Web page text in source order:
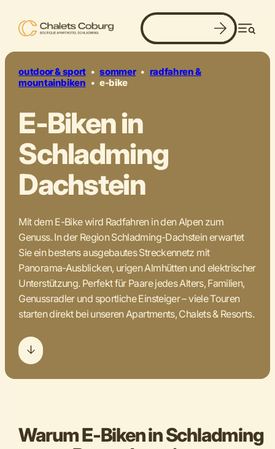
outdoor & sport • sommer • radfahren &
mountainbiken • e-bike
E-Biken in
Schladming
Dachstein
Mit dem E-Bike wird Radfahren in den Alpen zum
Genuss. In der Region Schladming-Dachstein erwartet
Sie ein bestens ausgebautes Streckennetz mit
Panorama-Ausblicken, urigen Almhütten und elektrischer
Unterstützung. Perfekt für Paare jedes Alters, Familien,
Genussradler und sportliche Einsteiger – viele Touren
starten direkt bei unseren Apartments, Chalets & Resorts.
pedal. power. panorama.
Warum E-Biken in Schladming